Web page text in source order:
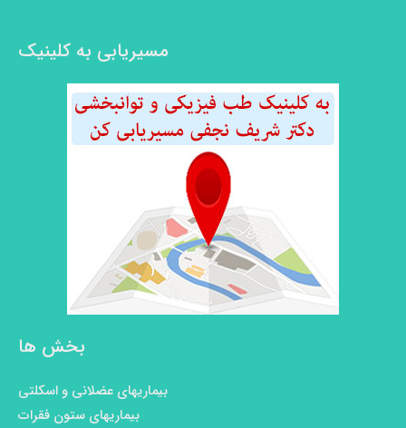
مسیریابی به کلینیک
بخش ها
بیماریهای عضلانی و اسکلتی
بیماریهای ستون فقرات